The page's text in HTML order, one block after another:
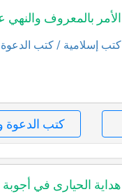
الأمر بالمعروف والنهي
كتب إسلامية / كتب الدعوة
كتب الدعوة
هداية الحيارى في